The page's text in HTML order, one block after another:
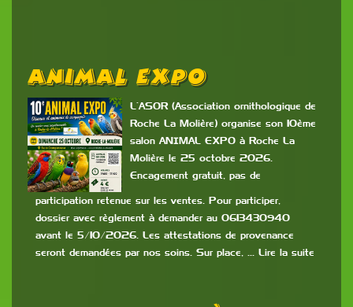
Animal Expo
L’ASOR (Association ornithologique de
Roche La Molière) organise son 10ème
salon ANIMAL EXPO à Roche La
Molière le 25 octobre 2026.
Encagement gratuit, pas de
participation retenue sur les ventes. Pour participer,
dossier avec règlement à demander au 0613430940
avant le 5/10/2026. Les attestations de provenance
seront demandées par nos soins. Sur place, … Lire la suite